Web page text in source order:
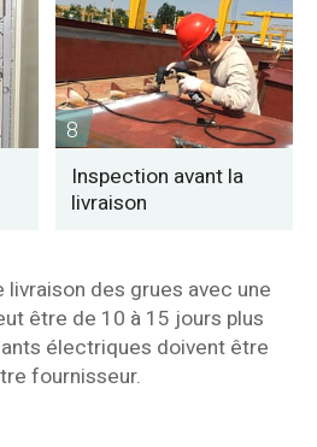
8
Inspection avant la
livraison
livraison des grues avec une
être de 10 à 15 jours plus
électriques doivent être
fournisseur.